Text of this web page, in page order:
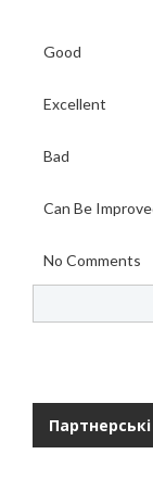
Good
Excellent
Bad
Can Be
No Comments